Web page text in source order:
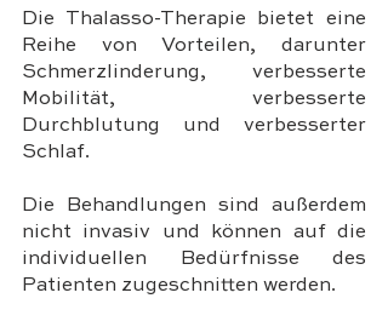
Die Thalasso-Therapie bietet eine
Reihe von Vorteilen, darunter
Schmerzlinderung, verbesserte
Mobilität, verbesserte
Durchblutung und verbesserter
Schlaf.
Die Behandlungen sind außerdem
nicht invasiv und können auf die
individuellen Bedürfnisse des
Patienten zugeschnitten werden.